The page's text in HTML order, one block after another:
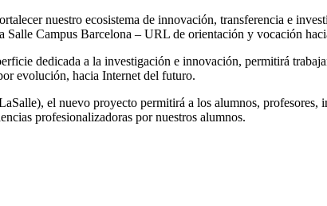
nuestro ecosistema de innovación, transferencia e
Campus Barcelona – URL de orientación y vocación
dedicada a la investigación e innovación, permitirá
evolución, hacia Internet del futuro.
el nuevo proyecto permitirá a los alumnos, profesores,
profesionalizadoras por nuestros alumnos.